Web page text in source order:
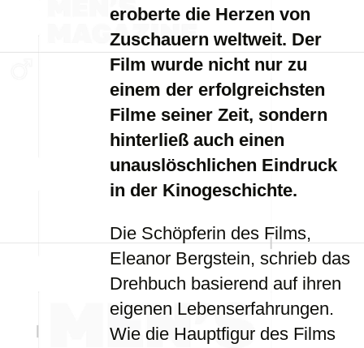
eroberte die Herzen von
Zuschauern weltweit. Der
Film wurde nicht nur zu
einem der erfolgreichsten
Filme seiner Zeit, sondern
hinterließ auch einen
unauslöschlichen Eindruck
in der Kinogeschichte.
Die Schöpferin des Films,
Eleanor Bergstein, schrieb das
Drehbuch basierend auf ihren
eigenen Lebenserfahrungen.
Wie die Hauptfigur des Films